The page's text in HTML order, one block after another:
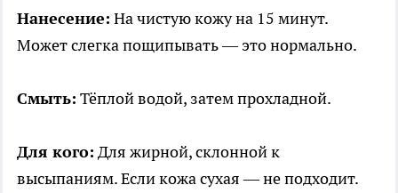
Нанесение: На чистую кожу на 15 минут.
Может слегка пощипывать — это нормально.
Смыть: Тёплой водой, затем прохладной.
Для кого: Для жирной, склонной к
высыпаниям. Если кожа сухая — не подходит.